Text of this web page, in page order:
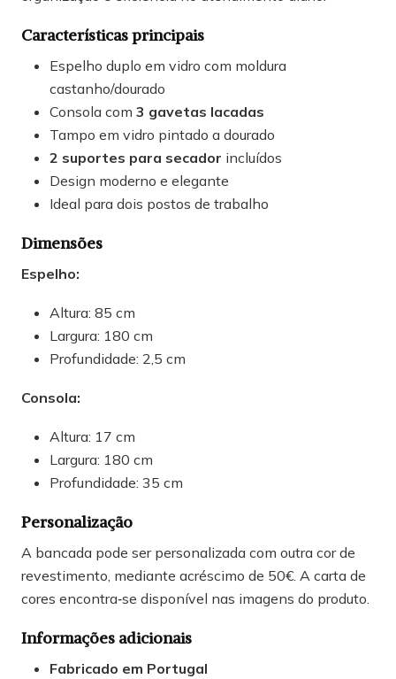
Características principais
Espelho duplo em vidro com moldura
castanho/dourado
Consola com 3 gavetas lacadas
Tampo em vidro pintado a dourado
2 suportes para secador incluídos
Design moderno e elegante
Ideal para dois postos de trabalho
Dimensões
Espelho:
Altura: 85 cm
Largura: 180 cm
Profundidade: 2,5 cm
Consola:
Altura: 17 cm
Largura: 180 cm
Profundidade: 35 cm
Personalização
A bancada pode ser personalizada com outra cor de
revestimento, mediante acréscimo de 50€. A carta de
cores encontra‑se disponível nas imagens do produto.
Informações adicionais
Fabricado em Portugal